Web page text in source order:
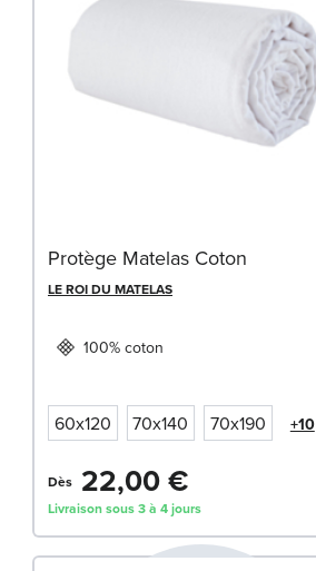
Protège Matelas Coton
LE ROI DU MATELAS
100% coton
60x120 70x140 70x190 +10
Dès 22,00 €
Livraison sous 3 à 4 jours